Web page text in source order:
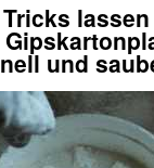
und